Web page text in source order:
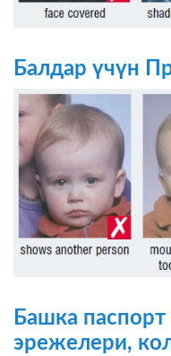
Балдар үчүн
Башка
эрежелери,